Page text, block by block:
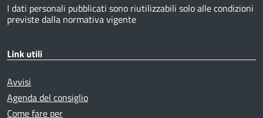
I dati personali pubblicati sono riutilizzabili solo alle condizioni
previste dalla normativa vigente
Link utili
Avvisi
Agenda del consiglio
Come fare per